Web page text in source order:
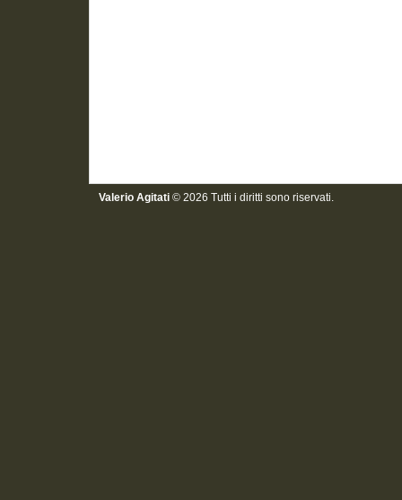
Valerio Agitati © 2026 Tutti i diritti sono riservati.